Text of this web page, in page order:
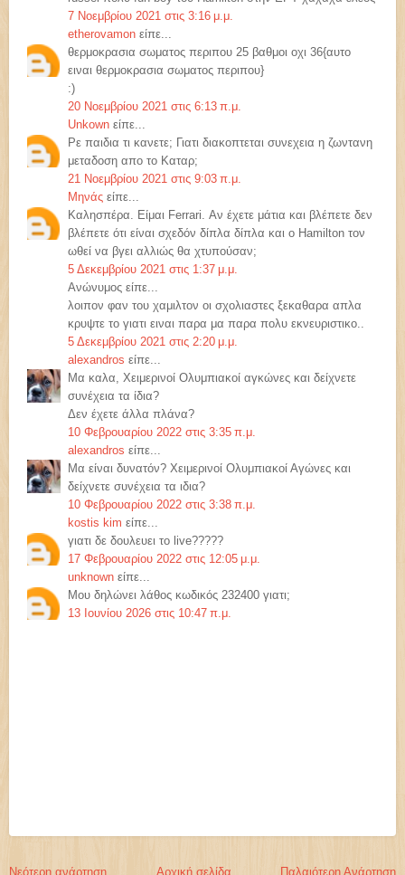
7 Νοεμβρίου 2021 στις 3:16 μ.μ.
etherovamon είπε...
θερμοκρασια σωματος περιπου 25 βαθμοι οχι 36{αυτο
ειναι θερμοκρασια σωματος περιπου}
:)
20 Νοεμβρίου 2021 στις 6:13 π.μ.
Unkown είπε...
Ρε παιδια τι κανετε; Γιατι διακοπτεται συνεχεια η ζωντανη
μεταδοση απο το Καταρ;
21 Νοεμβρίου 2021 στις 9:03 π.μ.
Μηνάς είπε...
Καλησπέρα. Είμαι Ferrari. Αν έχετε μάτια και βλέπετε δεν
βλέπετε ότι είναι σχεδόν δίπλα δίπλα και ο Hamilton τον
ωθεί να βγει αλλιώς θα χτυπούσαν;
5 Δεκεμβρίου 2021 στις 1:37 μ.μ.
Ανώνυμος είπε...
λοιπον φαν του χαμιλτον οι σχολιαστες ξεκαθαρα απλα
κρυψτε το γιατι ειναι παρα μα παρα πολυ εκνευριστικο..
5 Δεκεμβρίου 2021 στις 2:20 μ.μ.
alexandros είπε...
Μα καλα, Χειμερινοί Ολυμπιακοί αγκώνες και δείχνετε
συνέχεια τα ίδια?
Δεν έχετε άλλα πλάνα?
10 Φεβρουαρίου 2022 στις 3:35 π.μ.
alexandros είπε...
Μα είναι δυνατόν? Χειμερινοί Ολυμπιακοί Αγώνες και
δείχνετε συνέχεια τα ιδια?
10 Φεβρουαρίου 2022 στις 3:38 π.μ.
kostis kim είπε...
γιατι δε δουλευει το live?????
17 Φεβρουαρίου 2022 στις 12:05 μ.μ.
unknown είπε...
Μου δηλώνει λάθος κωδικός 232400 γιατι;
13 Ιουνίου 2026 στις 10:47 π.μ.
Νεότερη ανάρτηση Αρχική σελίδα Παλαιότερη Ανάρτηση